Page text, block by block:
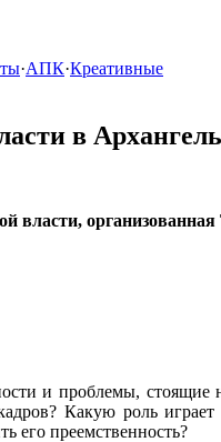
·АПК·Креативные
в
власти,
и проблемы, стоящие
Какую роль играет
его преемственность?